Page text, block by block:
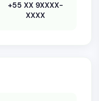
+55 XX 9XXXX-
XXXX